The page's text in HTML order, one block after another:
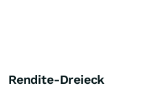
Rendite-Dreieck